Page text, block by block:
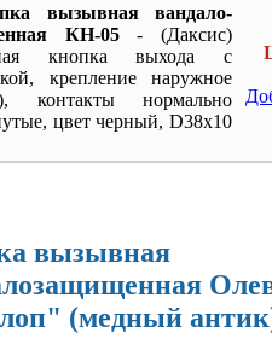
вызывная вандало-
КН-05- (Даксис)
кнопка выхода с
крепление наружное
контакты нормально
цвет черный, D38х10
вызывная
(медный